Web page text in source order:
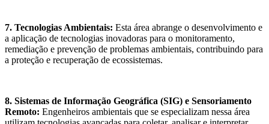
7. Tecnologias Ambientais: Esta área abrange o desenvolvimento e
a aplicação de tecnologias inovadoras para o monitoramento,
remediação e prevenção de problemas ambientais, contribuindo para
a proteção e recuperação de ecossistemas.
8. Sistemas de Informação Geográfica (SIG) e Sensoriamento
Remoto: Engenheiros ambientais que se especializam nessa área